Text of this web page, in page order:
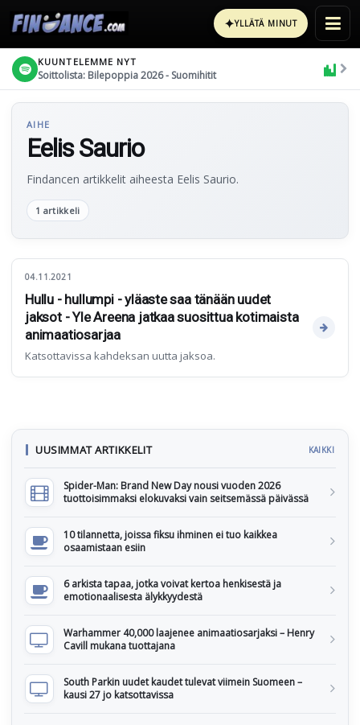
✦YLLÄTÄ MINUT
KUUNTELEMME NYT
Soittolista: Bilepoppia 2026 - Suomihitit
AIHE
Eelis Saurio
Findancen artikkelit aiheesta Eelis Saurio.
1 artikkeli
04.11.2021
Hullu - hullumpi - yläaste saa tänään uudet
jaksot - Yle Areena jatkaa suosittua kotimaista
animaatiosarjaa
Katsottavissa kahdeksan uutta jaksoa.
UUSIMMAT ARTIKKELIT KAIKKI
Spider-Man: Brand New Day nousi vuoden 2026
tuottoisimmaksi elokuvaksi vain seitsemässä päivässä
10 tilannetta, joissa fiksu ihminen ei tuo kaikkea
osaamistaan esiin
6 arkista tapaa, jotka voivat kertoa henkisestä ja
emotionaalisesta älykkyydestä
Warhammer 40,000 laajenee animaatiosarjaksi – Henry
Cavill mukana tuottajana
South Parkin uudet kaudet tulevat viimein Suomeen –
kausi 27 jo katsottavissa